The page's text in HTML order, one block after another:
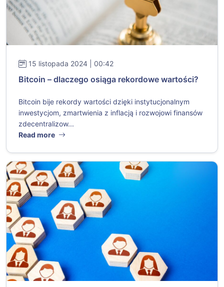
15 listopada 2024 | 00:42
Bitcoin – dlaczego osiąga rekordowe wartości?
Bitcoin bije rekordy wartości dzięki instytucjonalnym
inwestycjom, zmartwienia z inflacją i rozwojowi finansów
zdecentralizow...
Read more